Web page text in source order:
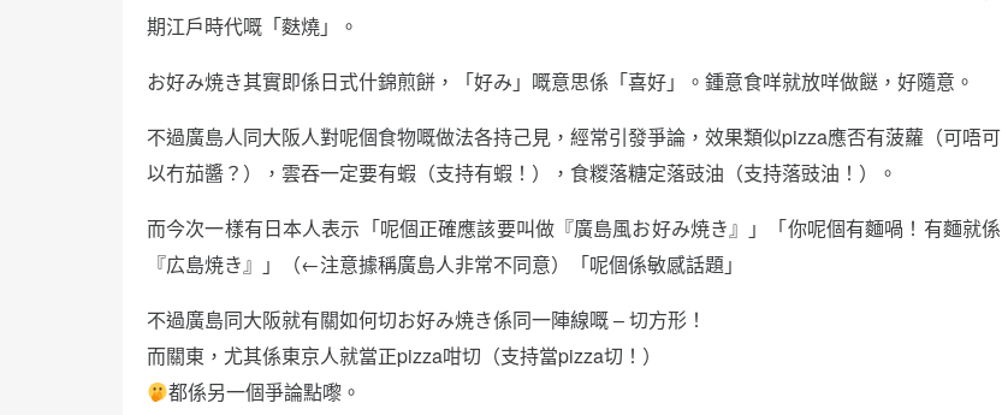
期江戶時代嘅「麩燒」。
お好み焼き其實即係日式什錦煎餅，「好み」嘅意思係「喜好」。鍾意食咩就放咩做餸，好隨意。
不過廣島人同大阪人對呢個食物嘅做法各持己見，經常引發爭論，效果類似pizza應否有菠蘿（可唔可
以冇茄醬？），雲吞一定要有蝦（支持有蝦！），食糉落糖定落豉油（支持落豉油！）。
而今次一樣有日本人表示「呢個正確應該要叫做『廣島風お好み焼き』」「你呢個有麵喎！有麵就係
『広島焼き』」（←注意據稱廣島人非常不同意）「呢個係敏感話題」
不過廣島同大阪就有關如何切お好み焼き係同一陣線嘅 – 切方形！
而關東，尤其係東京人就當正pizza咁切（支持當pizza切！）
都係另一個爭論點嚟。